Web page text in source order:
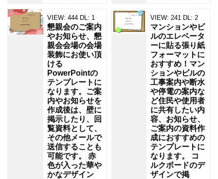
VIEW: 444 DL: 1
懇親会のご案内
やお知らせ、懇
親会会場の会場
装飾にお使い頂
ける
PowerPointの
テンプレートに
なります。ご案
内やお知らせを
作成後は、壁に
掲示したり、回
覧資料として、
その他メールで
送信することも
可能です。 赤
色が入った華や
かなデザイン
VIEW: 241 DL: 2
マンションやビ
ルのエレベータ
ーに貼る張り紙
フォーマットに
おすすめ！マン
ションやビルの
工事案内や断水
や停電の案内な
ど住民や使用者
に共有したい内
容、お知らせ、
ご案内の資料作
成におすすめの
テンプレートに
なります。 コ
ルクボードのデ
ザインで掲